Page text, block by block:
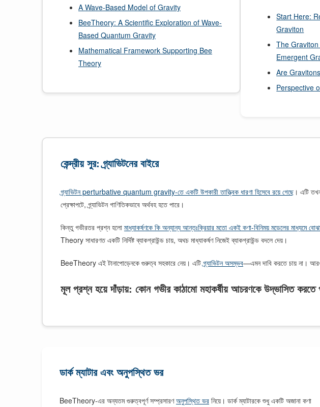
A Wave-Based Model of Gravity
BeeTheory: A Scientific Exploration of Wave-
Based Quantum Gravity
Mathematical Framework Supporting Bee
Theory
Start Here:
Graviton
The
Emergent
Are
Perspective
কেন্দ্রীয় সুর: গ্র্যাভিটনের বাইরে
গ্র্যাভিটন perturbative quantum gravity-তে একটি উপকারী তাত্ত্বিক ধারণা হিসেবে রয়ে গেছে । এটি
প্রেক্ষাপটে, গ্র্যাভিটন গাণিতিকভাবে অর্থবহ হতে পারে।
কিন্তু গভীরতর প্রশ্ন হলো মাধ্যাকর্ষণকে কি অন্যান্য আন্তঃক্রিয়ার মতো একই কণা-বিনিময় মডেলের মাধ্যমে
Theory সাধারণত একটি নির্দিষ্ট ব্যাকগ্রাউন্ড চায়, অথচ মাধ্যাকর্ষণ নিজেই ব্যাকগ্রাউন্ড বদলে দেয়।
BeeTheory এই টানাপোড়েনকে গুরুত্ব সহকারে নেয়। এটিগ্র্যাভিটন অসম্ভব—এমন দাবি করতে চায় না। আরও
মূল প্রশ্ন হয়ে দাঁড়ায়: কোন গভীর কাঠামো মহাকর্ষীয় আচরণকে উদ্ভাসিত করতে
ডার্ক ম্যাটার এবং অনুপস্থিত ভর
BeeTheory-এর অন্যতম গুরুত্বপূর্ণ সম্প্রসারণঅনুপস্থিত ভর নিয়ে। ডার্ক ম্যাটারকে শুধু একটি অজানা কণা